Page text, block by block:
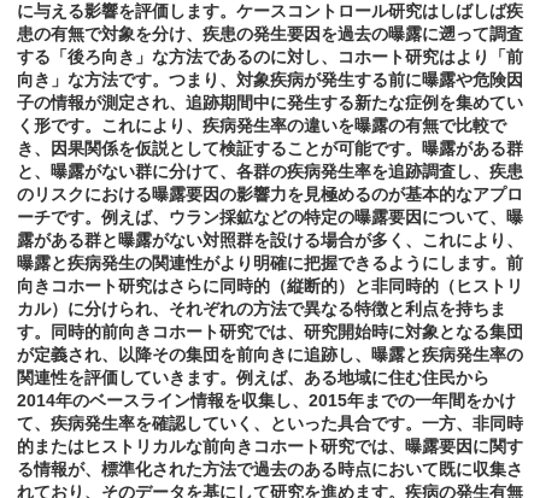
に与える影響を評価します。ケースコントロール研究はしばしば疾
患の有無で対象を分け、疾患の発生要因を過去の曝露に遡って調査
する「後ろ向き」な方法であるのに対し、コホート研究はより「前
向き」な方法です。つまり、対象疾病が発生する前に曝露や危険因
子の情報が測定され、追跡期間中に発生する新たな症例を集めてい
く形です。これにより、疾病発生率の違いを曝露の有無で比較で
き、因果関係を仮説として検証することが可能です。曝露がある群
と、曝露がない群に分けて、各群の疾病発生率を追跡調査し、疾患
のリスクにおける曝露要因の影響力を見極めるのが基本的なアプロ
ーチです。例えば、ウラン採鉱などの特定の曝露要因について、曝
露がある群と曝露がない対照群を設ける場合が多く、これにより、
曝露と疾病発生の関連性がより明確に把握できるようにします。前
向きコホート研究はさらに同時的（縦断的）と非同時的（ヒストリ
カル）に分けられ、それぞれの方法で異なる特徴と利点を持ちま
す。同時的前向きコホート研究では、研究開始時に対象となる集団
が定義され、以降その集団を前向きに追跡し、曝露と疾病発生率の
関連性を評価していきます。例えば、ある地域に住む住民から
2014年のベースライン情報を収集し、2015年までの一年間をかけ
て、疾病発生率を確認していく、といった具合です。一方、非同時
的またはヒストリカルな前向きコホート研究では、曝露要因に関す
る情報が、標準化された方法で過去のある時点において既に収集さ
れており、そのデータを基にして研究を進めます。疾病の発生有無